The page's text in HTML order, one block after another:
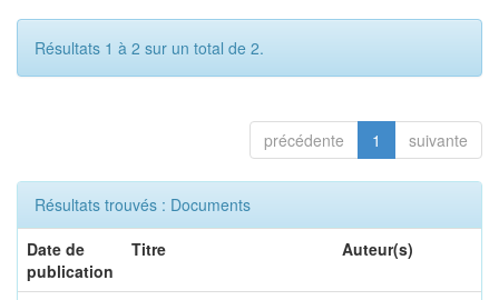
Résultats 1 à 2 sur un total de 2.
précédente 1 suivante
Résultats trouvés : Documents
Date de
publication
Titre Auteur(s)